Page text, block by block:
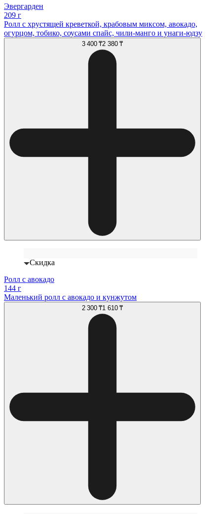
Эвергарден
209 г
Ролл с хрустящей креветкой, крабовым миксом, авокадо,
огурцом, тобико, соусами спайс, чили-манго и унаги-юдзу
3 400 ₸2 380 ₸
Скидка
Ролл с авокадо
144 г
Маленький ролл с авокадо и кунжутом
2 300 ₸1 610 ₸